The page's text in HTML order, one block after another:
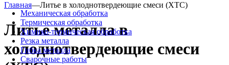
Механическая обработка
Термическая обработка
Химико-термическая обработка
Резка металла
Гибка металла
Сварочные работы
Главная—Литье в холоднотвердеющие смеси (ХТС)
Литье металла в
холоднотвердеющие смеси